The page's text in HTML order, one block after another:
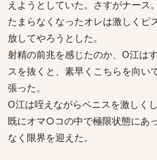
えようとしていた。さすがナース
たまらなくなったオレは激しくピ
放してやろうとした。
射精の前兆を感じたのか、O江は
スを抜くと、素早くこちらを向い
張った。
O江は咥えながらペニスを激しく
既にオマ○コの中で極限状態にあ
なく限界を迎えた。